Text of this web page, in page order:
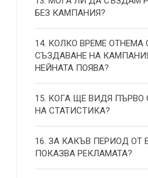
БЕЗ КАМПАНИЯ?
14. КОЛКО ВРЕМЕ ОТНЕМА
СЪЗДАВАНЕ НА
НЕЙНАТА ПОЯВА?
15. КОГА ЩЕ ВИДЯ ПЪРВО
НА СТАТИСТИКА?
16. ЗА КАКЪВ ПЕРИОД ОТ
ПОКАЗВА РЕКЛАМАТА?